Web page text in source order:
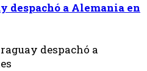
despachó a Alemania en